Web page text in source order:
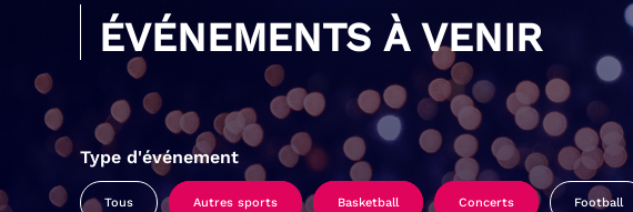
ÉVÉNEMENTS À VENIR
Type d'événement
Tous Autres sports Basketball Concerts Football